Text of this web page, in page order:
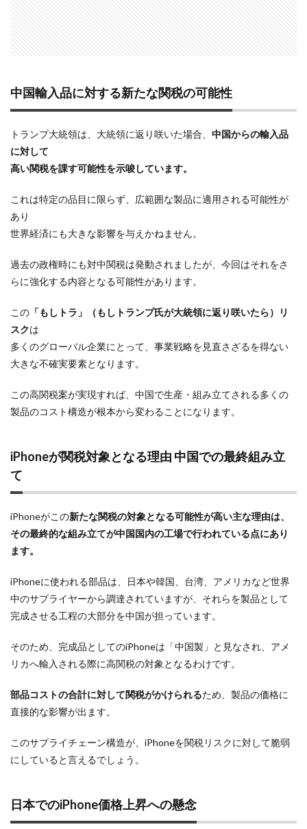
中国輸入品に対する新たな関税の可能性
トランプ大統領は、大統領に返り咲いた場合、 中国からの輸入品
に対して
高い関税を課す可能性を示唆しています。
これは特定の品目に限らず、広範囲な製品に適用される可能性が
あり
世界経済にも大きな影響を与えかねません。
過去の政権時にも対中関税は発動されましたが、今回はそれをさ
らに強化する内容となる可能性があります。
この 「もしトラ」（もしトランプ氏が大統領に返り咲いたら）リ
スクは
多くのグローバル企業にとって、事業戦略を見直さざるを得ない
大きな不確実要素となります。
この高関税案が実現すれば、中国で生産・組み立てされる多くの
製品のコスト構造が根本から変わることになります。
iPhoneが関税対象となる理由 中国での最終組み立
て
iPhoneがこの新たな関税の対象となる可能性が高い主な理由は、
その最終的な組み立てが中国国内の工場で行われている点にあり
ます。
iPhoneに使われる部品は、日本や韓国、台湾、アメリカなど世界
中のサプライヤーから調達されていますが、それらを製品として
完成させる工程の大部分を中国が担っています。
そのため、完成品としてのiPhoneは「中国製」と見なされ、アメ
リカへ輸入される際に高関税の対象となるわけです。
部品コストの合計に対して関税がかけられるため、製品の価格に
直接的な影響が出ます。
このサプライチェーン構造が、iPhoneを関税リスクに対して脆弱
にしていると言えるでしょう。
日本でのiPhone価格上昇への懸念
Z5Ⅱ 修理
Z6Ⅲ 修理 Z9
Z9 ファーム
Z9ii スペック
Z9ii 価格
Z9ii 発売日
ZEISS Otus ML
Zf zf シルバー
Zf ファーム
ZR 修理
Zレンズ
おすすめ Mac アプリ
インスタ縦長になった
インスタ表示戻す
キャノン シネマカメラ
シグマ 135mm f/1.4
シグマ BF
シグマ BF 価格
スマホ保険証
ソニー 400 800
ソニー a v
ソニー α7v
ソニー カメラ
ソニー タムロン買収
タムロン 35-100 f2.8
タムロン 35-100mm f:2.8
ニコン z9ii
ニコン Zf シルバー
ニコン ZR
ニコン シネマカメラ
ニコン 大三元 2型
ネットフリックス 値上げ
ハッセルブラッド
ピクセル11
フルスクリーンiPhone
ボケモンスター
マイナンバーカード
マイナ保険証
メモリチップ不足
メモリ高騰
ライカSL3
ライカSL3-S
リコー
リコー GR4
人気ワイヤレスイヤフォン
新Siri
新型 ドローン 新型AirTag
日銀
為替
為替情報
検索